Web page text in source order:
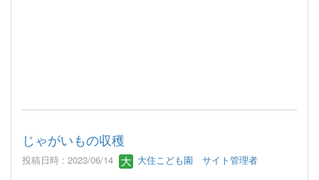
じゃがいもの収穫
投稿日時 : 2023/06/14 大住こども園 サイト管理者